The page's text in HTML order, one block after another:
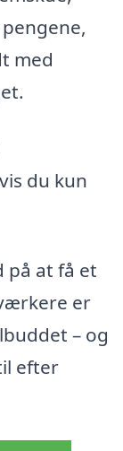
med
du kun
på at få et
er
– og
efter